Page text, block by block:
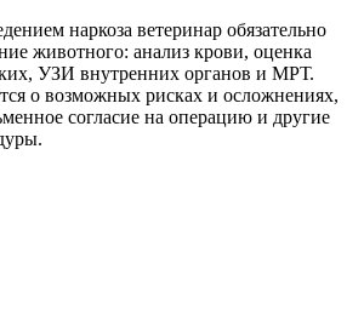
наркоза ветеринар обязательно
животного: анализ крови, оценка
УЗИ внутренних органов и МРТ.
о возможных рисках и осложнениях,
согласие на операцию и другие